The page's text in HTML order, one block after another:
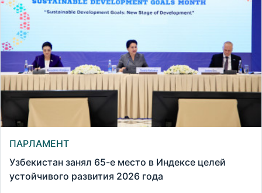
ПАРЛАМЕНТ
Узбекистан занял 65-е место в Индексе целей
устойчивого развития 2026 года